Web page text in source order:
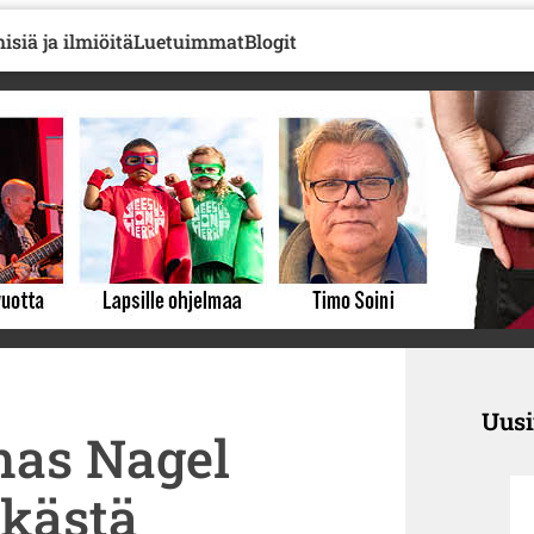
ja ilmiöitäLuetuimmatBlogit
Nagel